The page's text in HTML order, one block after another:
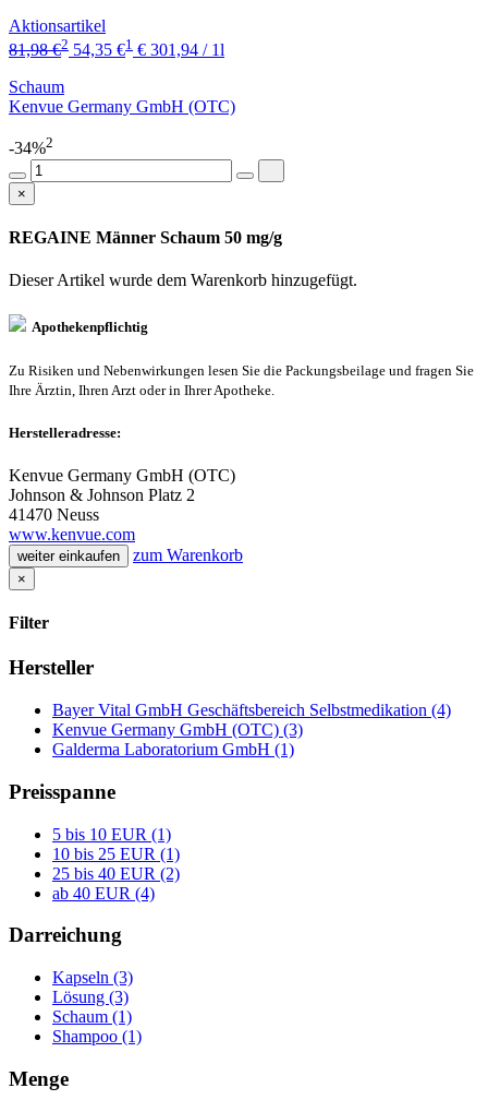
Aktionsartikel
81,98 €2 54,35 €1 € 301,94 / 1l
Schaum
Kenvue Germany GmbH (OTC)
-34%2
×
REGAINE Männer Schaum 50 mg/g
Dieser Artikel wurde dem Warenkorb hinzugefügt.
Apothekenpflichtig
Zu Risiken und Nebenwirkungen lesen Sie die Packungsbeilage und fragen Sie
Ihre Ärztin, Ihren Arzt oder in Ihrer Apotheke.
Herstelleradresse:
Kenvue Germany GmbH (OTC)
Johnson & Johnson Platz 2
41470 Neuss
www.kenvue.com
weiter einkaufen zum Warenkorb
×
Filter
Hersteller
Bayer Vital GmbH Geschäftsbereich Selbstmedikation (4)
Kenvue Germany GmbH (OTC) (3)
Galderma Laboratorium GmbH (1)
Preisspanne
5 bis 10 EUR (1)
10 bis 25 EUR (1)
25 bis 40 EUR (2)
ab 40 EUR (4)
Darreichung
Kapseln (3)
Lösung (3)
Schaum (1)
Shampoo (1)
Menge